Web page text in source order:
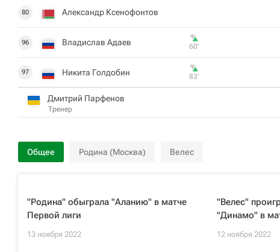
80 Александр Ксенофонтов
96 Владислав Адаев 60‎’‎
97 Никита Голдобин 83‎’‎
Дмитрий Парфенов
Тренер
Общее Родина (Москва) Велес
"Родина" обыграла "Аланию" в матче
Первой лиги
13 ноября 2022
"Велес"
"Динамо" в
12 ноября 2022